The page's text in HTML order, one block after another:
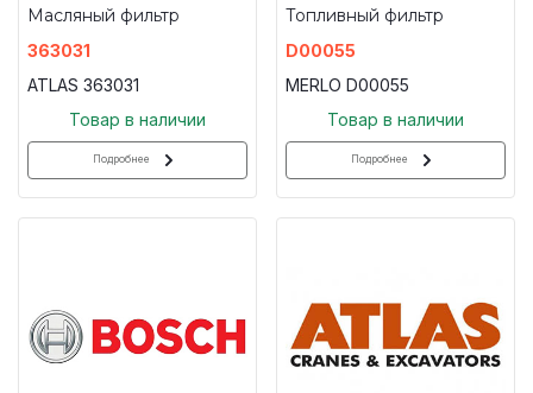
Масляный фильтр
363031
ATLAS 363031
Товар в наличии
Подробнее
Топливный фильтр
D00055
MERLO D00055
Товар в наличии
Подробнее